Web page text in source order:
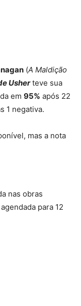
(A Maldição
Usherteve sua
em 95% após 22
1 negativa.
mas a nota
nas obras
para 12